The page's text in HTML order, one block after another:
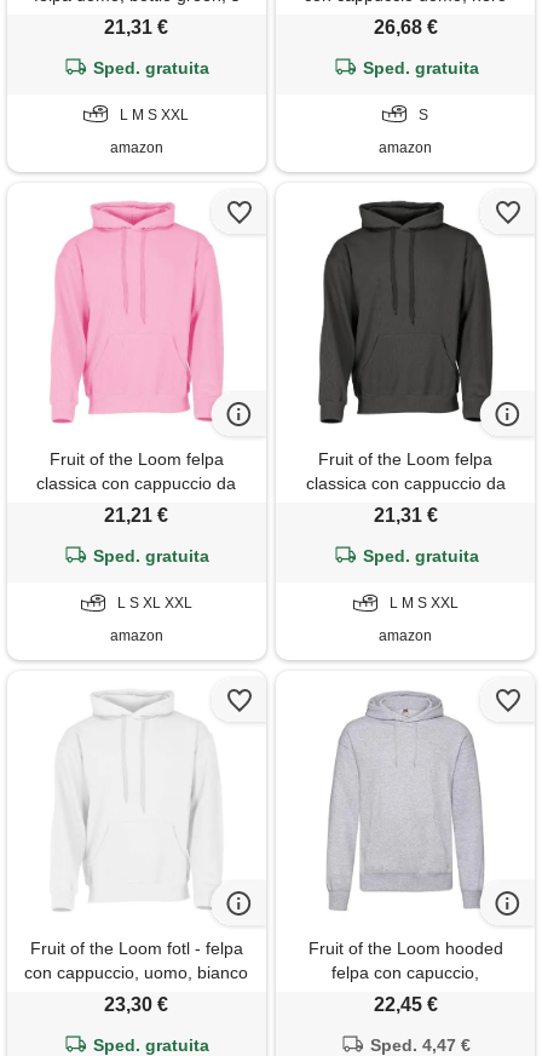
21,31 €
Sped. gratuita
L M S XXL
amazon
(black), small
26,68 €
Sped. gratuita
S
amazon
Fruit of the Loom felpa
classica con cappuccio da
uomo, rosa chiaro, xxl
21,21 €
Sped. gratuita
L S XL XXL
amazon
Fruit of the Loom felpa
classica con cappuccio da
uomo, grafite chiaro, s
21,31 €
Sped. gratuita
L M S XXL
amazon
Fruit of the Loom fotl - felpa
con cappuccio, uomo, bianco
(white), xl
23,30 €
Sped. gratuita
Fruit of the Loom hooded
felpa con capuccio,
oscurante, grigio (94
graumeliert), medium uomo
22,45 €
Sped. 4,47 €